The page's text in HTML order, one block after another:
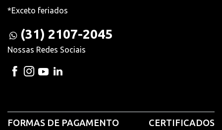
*Exceto feriados
(31) 2107-2045
Nossas Redes Sociais
FORMAS DE PAGAMENTO CERTIFICADOS